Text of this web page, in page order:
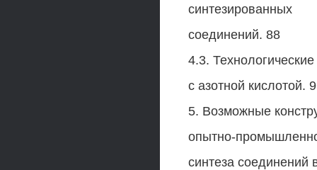
синтезированных
соединений. 88
4.3.
с азотной кислотой.
5. Возможные
опытно-
синтеза соединений